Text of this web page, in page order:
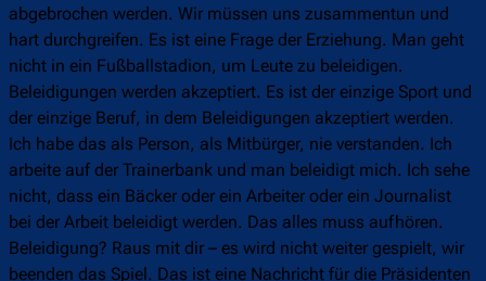
abgebrochen werden. Wir müssen uns zusammentun und
hart durchgreifen. Es ist eine Frage der Erziehung. Man geht
nicht in ein Fußballstadion, um Leute zu beleidigen.
Beleidigungen werden akzeptiert. Es ist der einzige Sport und
der einzige Beruf, in dem Beleidigungen akzeptiert werden.
Ich habe das als Person, als Mitbürger, nie verstanden. Ich
arbeite auf der Trainerbank und man beleidigt mich. Ich sehe
nicht, dass ein Bäcker oder ein Arbeiter oder ein Journalist
bei der Arbeit beleidigt werden. Das alles muss aufhören.
Beleidigung? Raus mit dir – es wird nicht weiter gespielt, wir
beenden das Spiel. Das ist eine Nachricht für die Präsidenten